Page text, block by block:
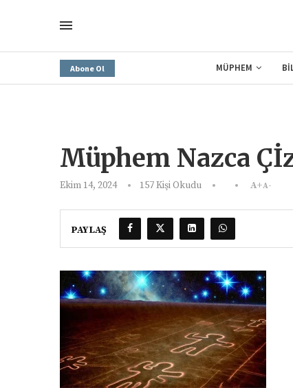
Abone Ol MÜPHEM
Müphem Nazca
Ekim 14, 2024 157Kişi Okudu A+A-
PAYLAŞ